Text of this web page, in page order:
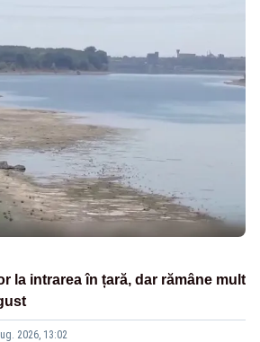
la intrarea în țară, dar rămâne mult
2026, 13:02